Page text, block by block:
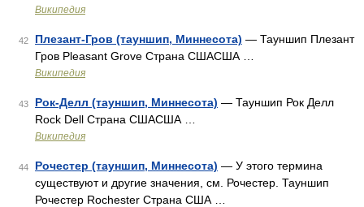
Википедия
42 Плезант-Гров (тауншип, Миннесота) — Тауншип Плезант
Гров Pleasant Grove Страна СШАСША …
Википедия
43 Рок-Делл (тауншип, Миннесота) — Тауншип Рок Делл
Rock Dell Страна СШАСША …
Википедия
44 Рочестер (тауншип, Миннесота) — У этого термина
существуют и другие значения, см. Рочестер. Тауншип
Рочестер Rochester Страна США …